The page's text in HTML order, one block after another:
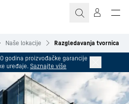
Naše lokacije Razgledavanja tvornica
godina proizvođačke garancije
uređaje. Saznajte više